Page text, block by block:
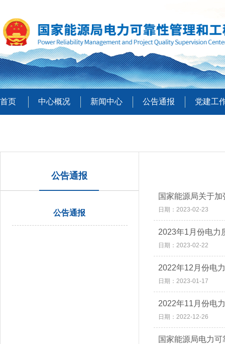
首页 中心概况 新闻中心 公告通报 党建工
公告通报
公告通报
国家能源局关于
日期：2023-02-23
2023年1月份电力
日期：2023-02-22
2022年12月份电
日期：2023-01-17
2022年11月份电
日期：2022-12-26
国家能源局电力